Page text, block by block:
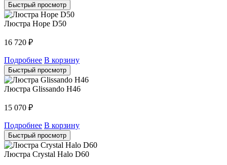
Быстрый просмотр
Люстра Hope D50
16 720 ₽
Подробнее В корзину
Быстрый просмотр
Люстра Glissando H46
15 070 ₽
Подробнее В корзину
Быстрый просмотр
Люстра Crystal Halo D60